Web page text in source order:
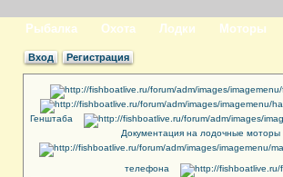
Рыбалка Охота Лодки Моторы
Вход Регистрация
Генштаба
Документация на лодочные моторы
телефона